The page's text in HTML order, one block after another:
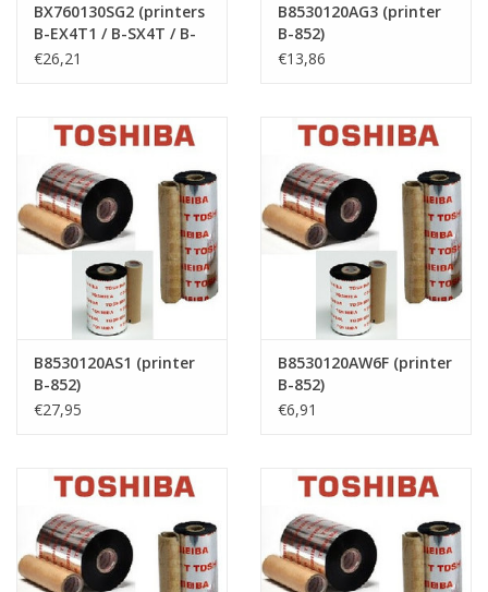
BX760130SG2 (printers
B-EX4T1 / B-SX4T / B-
SX5T)
€26,21
B8530120AG3 (printer
B-852)
€13,86
B8530120AS1 (printer
B-852)
€27,95
B8530120AW6F (printer
B-852)
€6,91